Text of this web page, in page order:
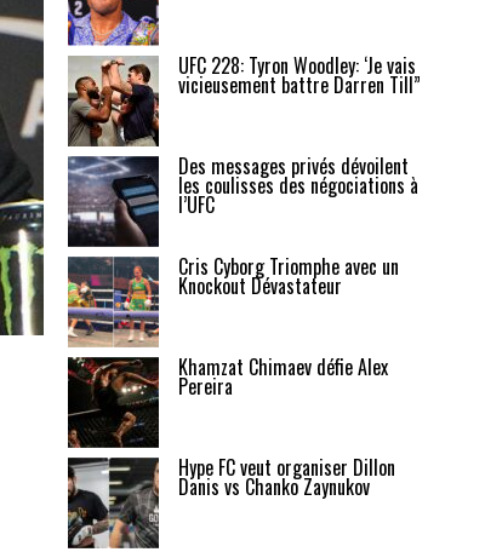
UFC 228: Tyron Woodley: ‘Je vais
vicieusement battre Darren Till”
Des messages privés dévoilent
les coulisses des négociations à
l’UFC
Cris Cyborg Triomphe avec un
Knockout Dévastateur
Khamzat Chimaev défie Alex
Pereira
Hype FC veut organiser Dillon
Danis vs Chanko Zaynukov